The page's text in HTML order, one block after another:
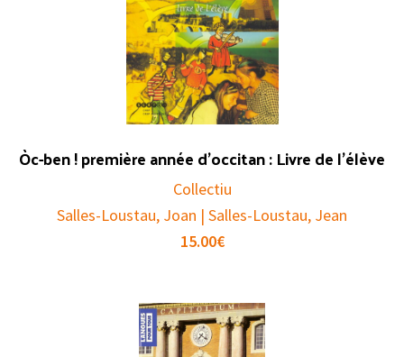
Òc-ben ! première année d’occitan : Livre de l’élève
Collectiu
Salles-Loustau, Joan | Salles-Loustau, Jean
15.00€